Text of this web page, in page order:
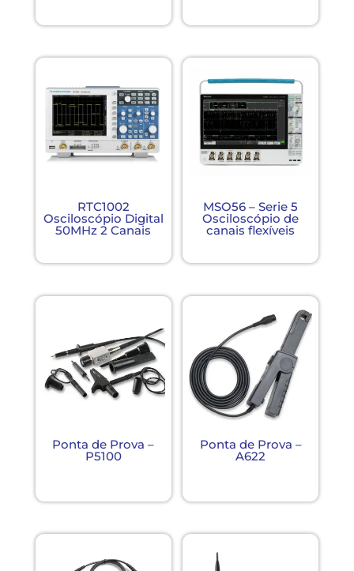
RTC1002
Osciloscópio Digital
50MHz 2 Canais
MSO56 – Serie 5
Osciloscópio de
canais flexíveis
Ponta de Prova –
P5100
Ponta de Prova –
A622